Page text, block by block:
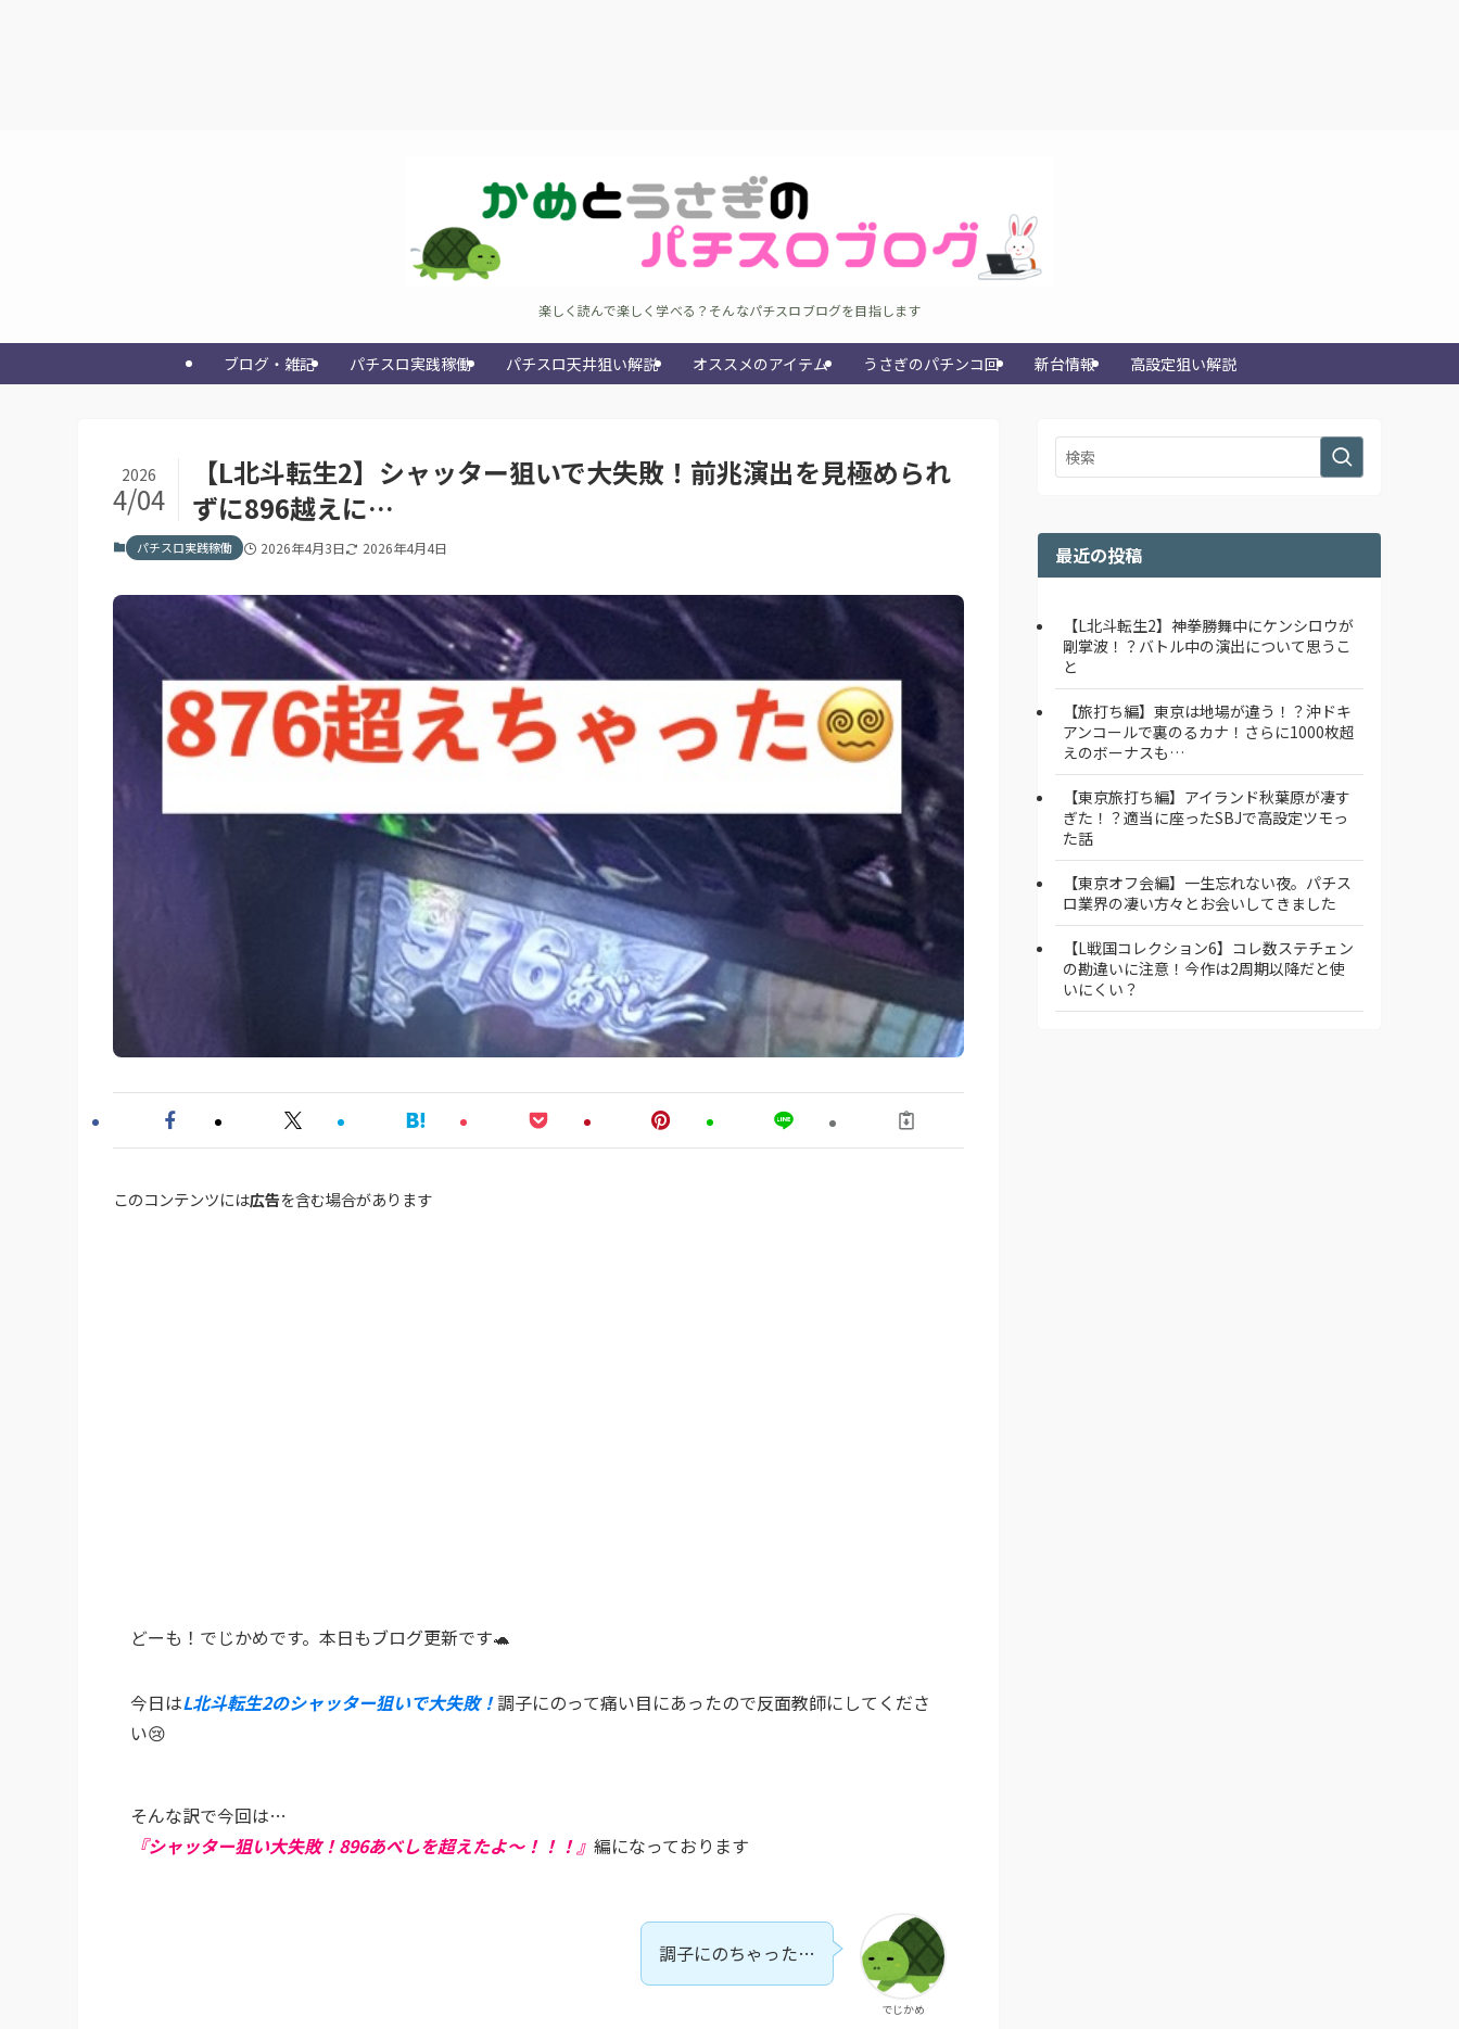
楽しく読んで楽しく学べる？そんなパチスロブログを目指します
ブログ・雑記 パチスロ実践稼働 パチスロ天井狙い解説 オススメのアイテム うさぎのパチンコ回 新台情報 高設定狙い解説
【L北斗転生2】シャッター狙いで大失敗！前兆演出を見極められ
ずに896越えに…
2026
4/04
パチスロ実践稼働 2026年4月3日 2026年4月4日
このコンテンツには広告を含む場合があります
どーも！でじかめです。本日もブログ更新です🐢
今日はL北斗転生2のシャッター狙いで大失敗！調子にのって痛い目にあったので反面教師にしてくださ
い😢
そんな訳で今回は…
『シャッター狙い大失敗！896あべしを超えたよ〜！！！』 編になっております
でじかめ
調子にのちゃった…
最近の投稿
【L北斗転生2】神拳勝舞中にケンシロウが
剛掌波！？バトル中の演出について思うこ
と
【旅打ち編】東京は地場が違う！？沖ドキ
アンコールで裏のるカナ！さらに1000枚超
えのボーナスも…
【東京旅打ち編】アイランド秋葉原が凄す
ぎた！？適当に座ったSBJで高設定ツモっ
た話
【東京オフ会編】一生忘れない夜。パチス
ロ業界の凄い方々とお会いしてきました
【L戦国コレクション6】コレ数ステチェン
の勘違いに注意！今作は2周期以降だと使
いにくい？